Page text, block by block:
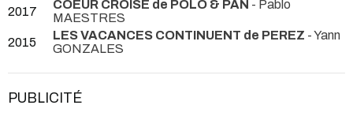
2017 COEUR CROISÉ de POLO & PAN - Pablo
MAESTRES
2015
LES VACANCES CONTINUENT de PEREZ - Yann
GONZALES
PUBLICITÉ